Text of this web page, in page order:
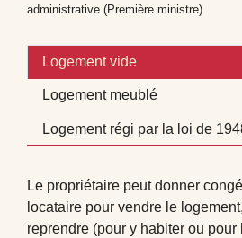
administrative (Première ministre)
Logement vide
Logement meublé
Logement régi par la loi de
Le propriétaire peut donner
locataire pour vendre le
reprendre (pour y habiter ou pour